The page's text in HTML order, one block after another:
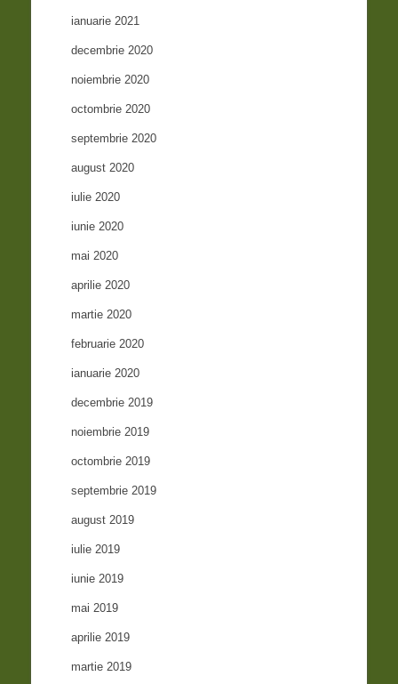
ianuarie 2021
decembrie 2020
noiembrie 2020
octombrie 2020
septembrie 2020
august 2020
iulie 2020
iunie 2020
mai 2020
aprilie 2020
martie 2020
februarie 2020
ianuarie 2020
decembrie 2019
noiembrie 2019
octombrie 2019
septembrie 2019
august 2019
iulie 2019
iunie 2019
mai 2019
aprilie 2019
martie 2019